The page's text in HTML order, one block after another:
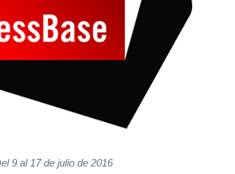
9 al 17 de julio de 2016